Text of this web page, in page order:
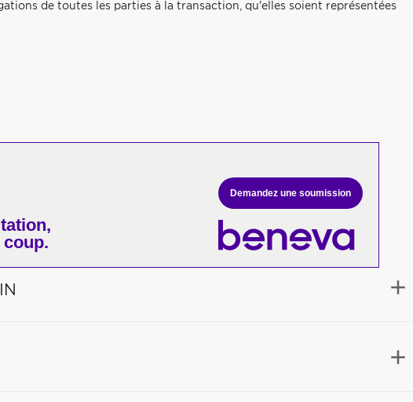
de toutes les parties à la transaction, qu'elles soient représentées
Demandez une soumission